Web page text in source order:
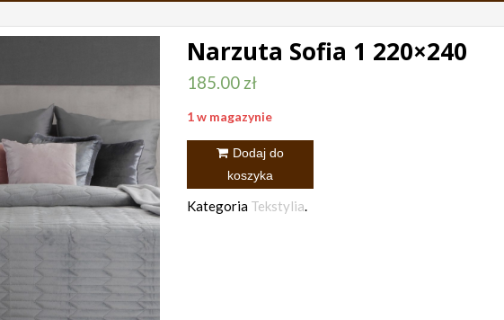
Narzuta Sofia 1 220×240
185.00 zł
1 w magazynie
Narzuta
Sofia
Dodaj do
koszyka
Kategoria Tekstylia.